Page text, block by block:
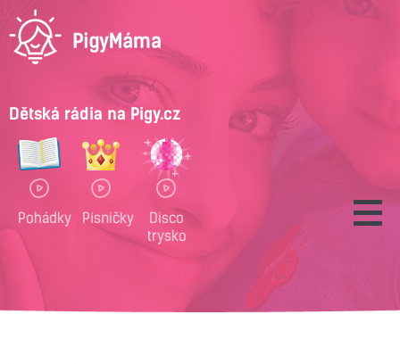
Dětská rádia na Pigy.cz
Pohádky Písničky
Disco
trysko